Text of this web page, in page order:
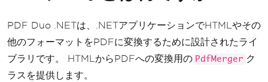
PDF Duo .NETは、.NETアプリケーションでHTMLやその
他のフォーマットをPDFに変換するために設計されたライ
ブラリです。 HTMLからPDFへの変換用の PdfMerger ク
ラスを提供します。